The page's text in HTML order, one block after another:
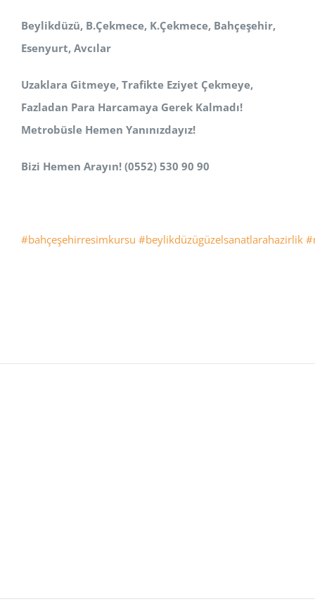
Beylikdüzü, B.Çekmece, K.Çekmece, Bahçeşehir,
Esenyurt, Avcılar
Uzaklara Gitmeye, Trafikte Eziyet Çekmeye,
Fazladan Para Harcamaya Gerek Kalmadı!
Metrobüsle Hemen Yanınızdayız!
Bizi Hemen Arayın! (0552) 530 90 90
#bahçeşehirresimkursu #beylikdüzügüzelsanatlarahazirlik